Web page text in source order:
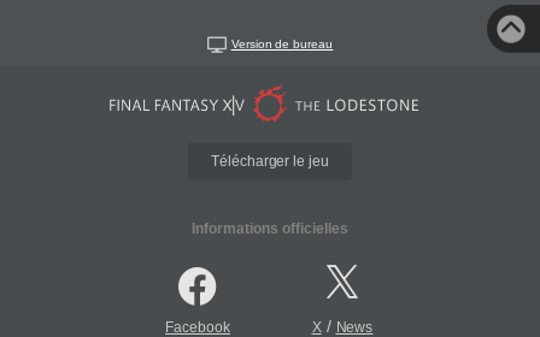
Version de bureau
Télécharger le jeu
Informations officielles
Facebook X/ News